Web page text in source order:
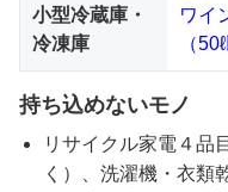
小型冷蔵庫・
冷凍庫
ワイ
（
持ち込めないモノ
リサイクル家電４
く）、洗濯機・衣類